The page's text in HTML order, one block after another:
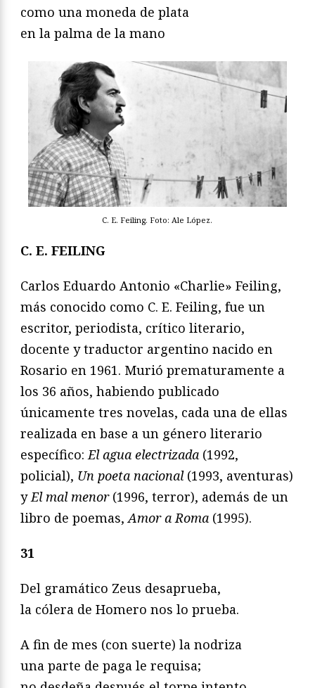
como una moneda de plata
en la palma de la mano
C. E. Feiling. Foto: Ale López.
C. E. FEILING
Carlos Eduardo Antonio «Charlie» Feiling,
más conocido como C. E. Feiling, fue un
escritor, periodista, crítico literario,
docente y traductor argentino nacido en
Rosario en 1961. Murió prematuramente a
los 36 años, habiendo publicado
únicamente tres novelas, cada una de ellas
realizada en base a un género literario
específico:El agua electrizada (1992,
policial), Un poeta nacional(1993, aventuras)
yEl mal menor(1996, terror), además de un
libro de poemas,Amor a Roma (1995).
31
Del gramático Zeus desaprueba,
la cólera de Homero nos lo prueba.
A fin de mes (con suerte) la nodriza
una parte de paga le requisa;